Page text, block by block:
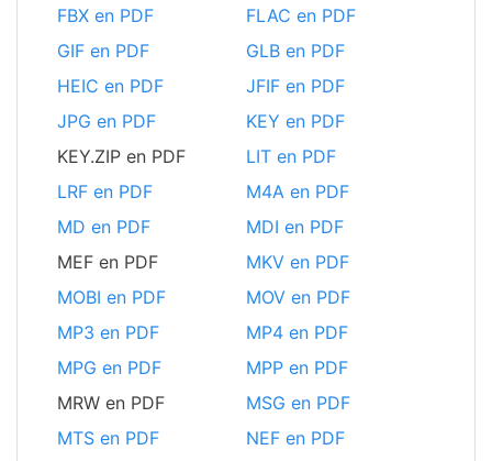
FBX en PDF
FLAC en PDF
GIF en PDF
GLB en PDF
HEIC en PDF
JFIF en PDF
JPG en PDF
KEY en PDF
KEY.ZIP en PDF
LIT en PDF
LRF en PDF
M4A en PDF
MD en PDF
MDI en PDF
MEF en PDF
MKV en PDF
MOBI en PDF
MOV en PDF
MP3 en PDF
MP4 en PDF
MPG en PDF
MPP en PDF
MRW en PDF
MSG en PDF
MTS en PDF
NEF en PDF